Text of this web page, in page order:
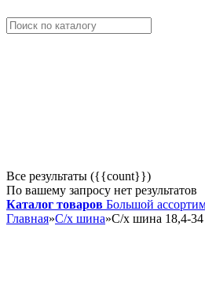
Все результаты ({{count}})
По вашему запросу нет результатов
Каталог товаров Большой
Главная»С/х шина»С/х шина 18,4-